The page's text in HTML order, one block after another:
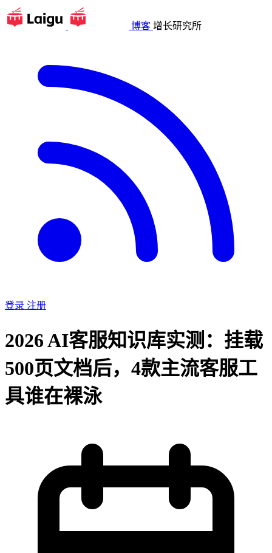
博客 增长研究所
登录 注册
2026 AI客服知识库实测：挂载
500页文档后，4款主流客服工
具谁在裸泳